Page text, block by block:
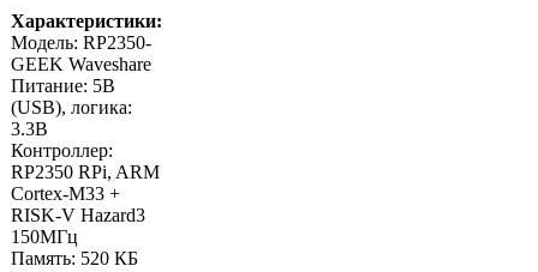
Характеристики:
Модель: RP2350-
GEEK Waveshare
Питание: 5В
(USB), логика:
3.3В
Контроллер:
RP2350 RPi, ARM
Cortex-M33 +
RISK-V Hazard3
150МГц
Память: 520 КБ